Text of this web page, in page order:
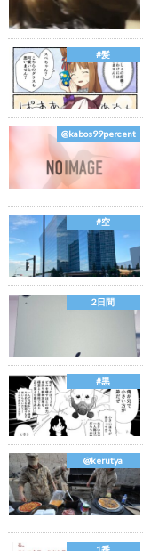
#髪
@kabos99percent
#空
2日間
#黒
@kerutya
1番